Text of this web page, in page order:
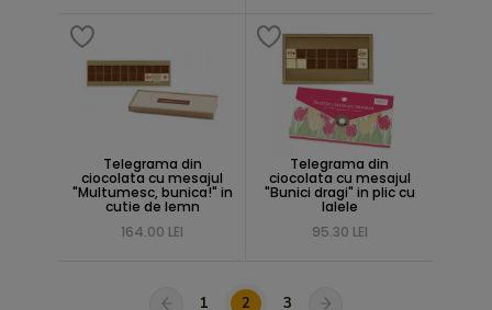
Telegrama din
ciocolata cu mesajul
"Multumesc, bunica!" in
cutie de lemn
164.00 LEI
Telegrama din
ciocolata cu mesajul
"Bunici dragi" in plic cu
lalele
95.30 LEI
1 2 3